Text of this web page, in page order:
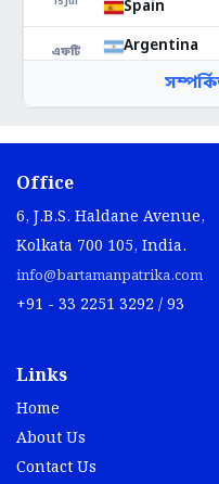
Office
6, J.B.S. Haldane Avenue,
Kolkata 700 105, India.
info@bartamanpatrika.com
+91 - 33 2251 3292 / 93
Links
Home
About Us
Contact Us